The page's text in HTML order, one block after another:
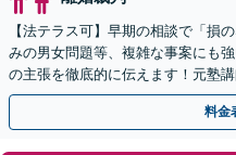
【法テラス可】早期の相談で「損
みの男女問題等、複雑な事案にも
の主張を徹底的に伝えます！元塾
丁寧にサポート【WEB面談可】【
料金